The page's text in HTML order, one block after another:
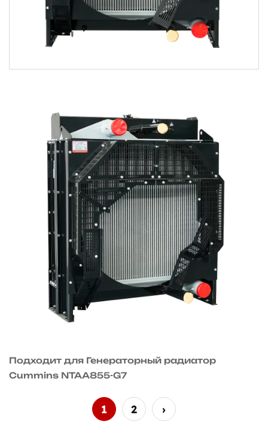
Подходит для Генераторный радиатор
Cummins NTAA855-G7
1 2 ›